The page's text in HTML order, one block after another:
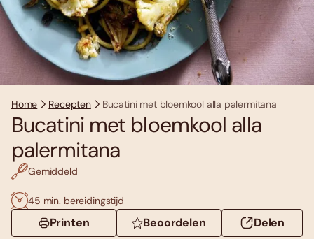
Home Recepten Bucatini met bloemkool alla palermitana
Bucatini met bloemkool alla
palermitana
Gemiddeld
45 min. bereidingstijd
Printen Beoordelen Delen